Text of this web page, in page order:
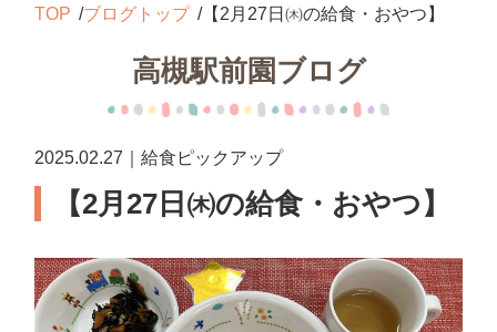
TOP ブログトップ 【2月27日㈭の給食・おやつ】
高槻駅前園ブログ
2025.02.27｜給食ピックアップ
【2月27日㈭の給食・おやつ】